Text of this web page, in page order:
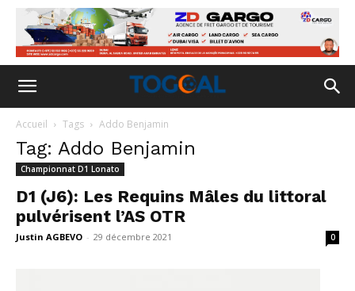
Accueil Tags Addo Benjamin
Tag: Addo Benjamin
Championnat D1 Lonato
D1 (J6): Les Requins Mâles du littoral
pulvérisent l’AS OTR
Justin AGBEVO - 29 décembre 2021 0